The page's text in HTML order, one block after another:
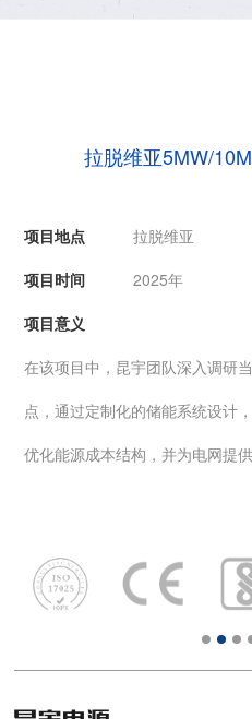
拉脱维亚5MW/
项目地点
拉脱维亚
项目时间
2025年
项目意义
在该项目中，昆宇团队深入调研
点，通过定制化的储能系统设计
优化能源成本结构，并为电网提